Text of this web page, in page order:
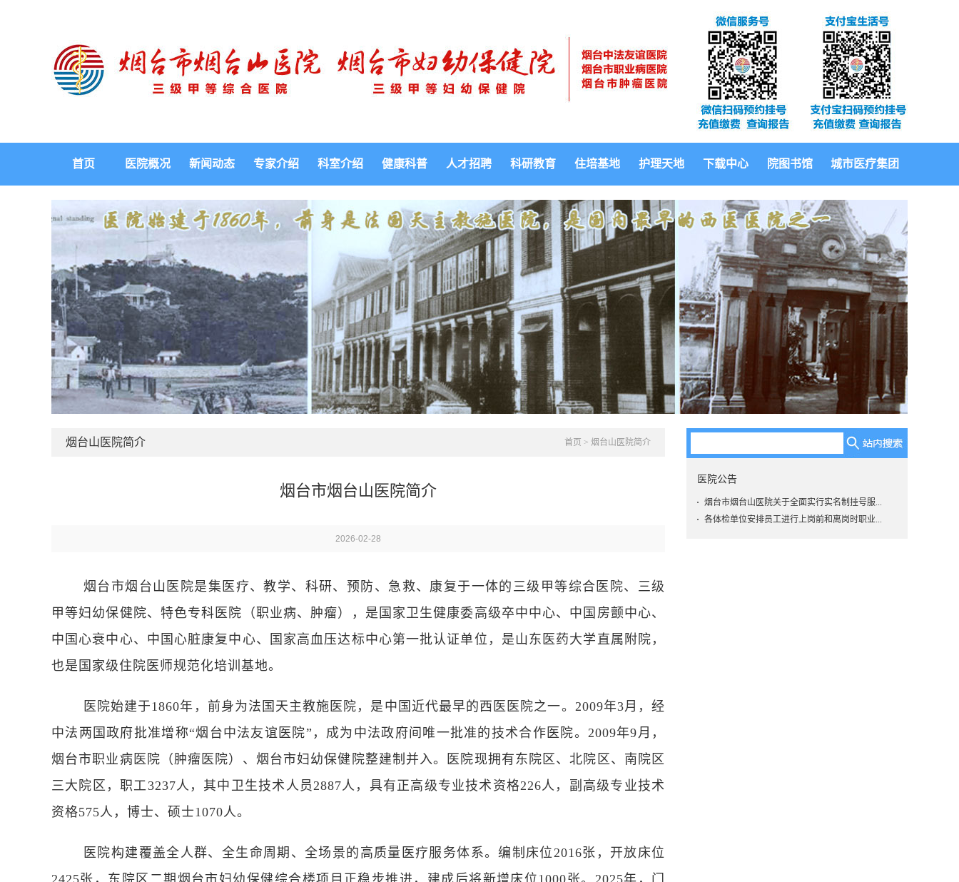
首页 医院概况 新闻动态 专家介绍 科室介绍 健康科普 人才招聘 科研教育 住培基地 护理天地 下载中心 院图书馆 城市医疗集团
首页 > 烟台山医院简介
烟台山医院简介
烟台市烟台山医院简介
2026-02-28
烟台市烟台山医院是集医疗、教学、科研、预防、急救、康复于一体的三级甲等综合医院、三级
甲等妇幼保健院、特色专科医院（职业病、肿瘤），是国家卫生健康委高级卒中中心、中国房颤中心、
中国心衰中心、中国心脏康复中心、国家高血压达标中心第一批认证单位，是山东医药大学直属附院，
也是国家级住院医师规范化培训基地。
医院始建于1860年，前身为法国天主教施医院，是中国近代最早的西医医院之一。 2009年3月，经
中法两国政府批准增称“烟台中法友谊医院”，成为中法政府间唯一批准的技术合作医院。 2009年9月，
烟台市职业病医院（肿瘤医院）、烟台市妇幼保健院整建制并入。医院现拥有东院区、北院区、南院区
三大院区，职工3237人，其中卫生技术人员2887人，具有正高级专业技术资格226人，副高级专业技术
资格575人，博士、硕士1070人。
医院构建覆盖全人群、全生命周期、全场景的高质量医疗服务体系。编制床位2016张，开放床位
2425张，东院区二期烟台市妇幼保健综合楼项目正稳步推进，建成后将新增床位1000张。 2025年，门
医院公告
烟台市烟台山医院关于全面实行实名制挂号服...
各体检单位安排员工进行上岗前和离岗时职业...